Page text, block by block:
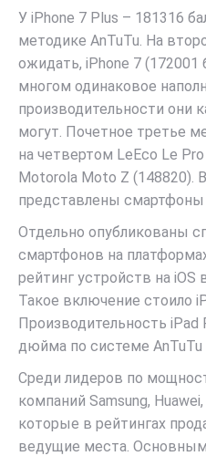
У iPhone 7 Plus – 181316
методике AnTuTu. На
ожидать, iPhone 7 (172001
многом одинаковое
производительности они
могут. Почетное третье
на четвертом LeEco Le
Motorola Moto Z (148820).
представлены смартфоны
Отдельно опубликованы
смартфонов на
рейтинг устройств на
Такое включение стоило
Производительность iPad
дюйма по системе AnTuTu
Среди лидеров по
компаний Samsung,
которые в рейтингах
ведущие места.